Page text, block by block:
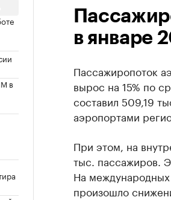
в
в январе
Пассажиропоток
вырос на 15% по
составил 509,19
аэропортами
При этом, на
тыс. пассажиров.
На
произошло